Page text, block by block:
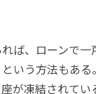
ば、ローンで一
いう方法もある。
が凍結されてい